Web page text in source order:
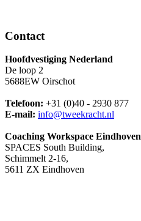
Contact
Hoofdvestiging Nederland
De loop 2
5688EW Oirschot
Telefoon: +31 (0)40 - 2930 877
E-mail: info@tweekracht.nl
Coaching Workspace Eindhoven
SPACES South Building,
Schimmelt 2-16,
5611 ZX Eindhoven